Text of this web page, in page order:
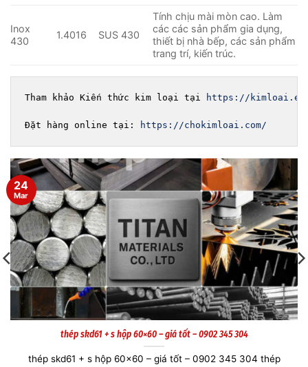
Inox
430
1.4016 SUS 430
Tính chịu mài mòn cao. Làm
các các sản phẩm gia dụng,
thiết bị nhà bếp, các sản phẩm
trang trí, kiến trúc.
Tham khảo Kiến thức kim loại tại https://
Đặt hàng online tại: https://chokimloai.com/
INOX 420 TẤM DÀY 10MM – 0902 345 304
INOX 420 TẤM DÀY 10MM – 0902 345 304 INOX 420 TẤM
07
Jan